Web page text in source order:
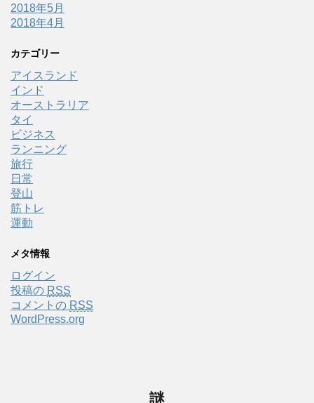
2018年5月
2018年4月
カテゴリー
アイスランド
インド
オーストラリア
タイ
ビジネス
ランニング
旅行
日常
登山
筋トレ
運動
メタ情報
ログイン
投稿の RSS
コメントの RSS
WordPress.org
謎